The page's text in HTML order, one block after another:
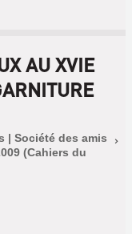
AU XVIE
| Société des amis
(Cahiers du